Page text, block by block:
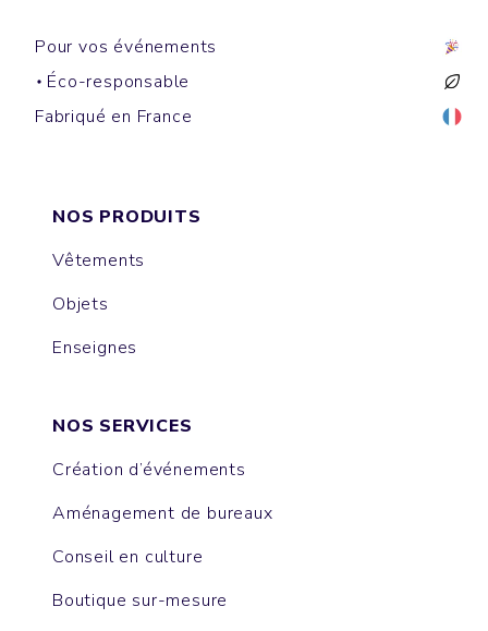
Pour vos événements
Éco-responsable
Fabriqué en France
Mugs
ROCKET
Gourdes
GENERATION
Gourdes
PURE
Gourdes
SOFT
Gourdes
POWER
NOS PRODUITS
Vêtements
Objets
Enseignes
NOS SERVICES
Création d’événements
Aménagement de bureaux
Conseil en culture
Boutique sur-mesure